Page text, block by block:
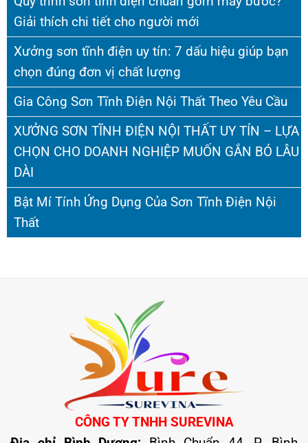
Giải thích chi tiết cho người mới
Xưởng sơn tĩnh điện uy tín: 7 dấu hiệu giúp bạn
chọn đúng đơn vị chất lượng
Gia Công Sơn Tĩnh Điện Nội Thất Theo Yêu Cầu
XƯỞNG SƠN TĨNH ĐIỆN NỘI THẤT UY TÍN – LỰA
CHỌN CHO DOANH NGHIỆP MUỐN GẮN BÓ LÂU
DÀI
Bật Mí Tính Ứng Dụng Của Sơn Tĩnh Điện Nội
Thất
CÔNG TY TNHH SUREVINA